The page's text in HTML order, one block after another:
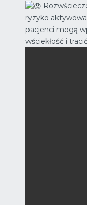
ryzyko
pacjenci mogą
wściekłość i